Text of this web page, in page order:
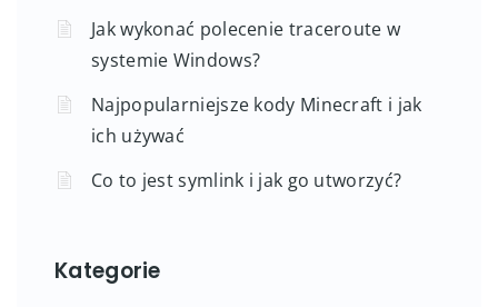
Jak wykonać polecenie traceroute w
systemie Windows?
Najpopularniejsze kody Minecraft i jak
ich używać
Co to jest symlink i jak go utworzyć?
Kategorie